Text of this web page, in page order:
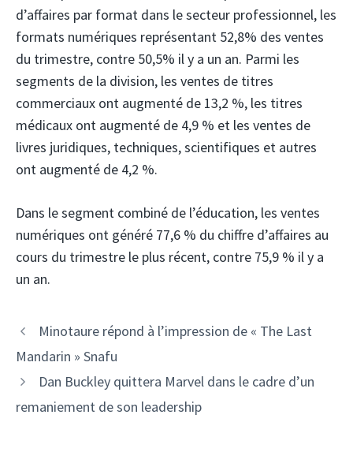
d’affaires par format dans le secteur professionnel, les
formats numériques représentant 52,8% des ventes
du trimestre, contre 50,5% il y a un an. Parmi les
segments de la division, les ventes de titres
commerciaux ont augmenté de 13,2 %, les titres
médicaux ont augmenté de 4,9 % et les ventes de
livres juridiques, techniques, scientifiques et autres
ont augmenté de 4,2 %.
Dans le segment combiné de l’éducation, les ventes
numériques ont généré 77,6 % du chiffre d’affaires au
cours du trimestre le plus récent, contre 75,9 % il y a
un an.
Minotaure répond à l’impression de « The Last
Mandarin » Snafu
Dan Buckley quittera Marvel dans le cadre d’un
remaniement de son leadership